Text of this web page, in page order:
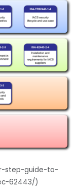
step-guide-to-
62443/)